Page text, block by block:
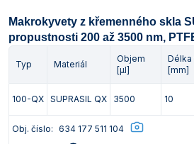
Makrokyvety z křemenného skla
propustnosti 200 až 3500 nm,
Typ Materiál
Objem
[µl]
[mm]
100-QX SUPRASIL QX 3500 10
Obj. číslo: 634 177 511 104